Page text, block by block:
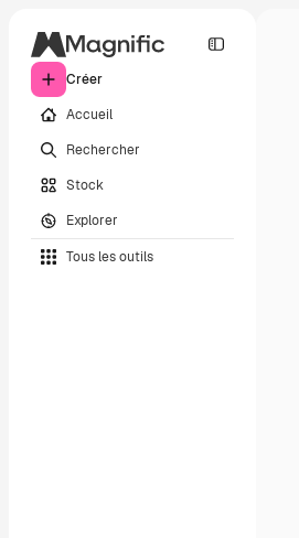
Créer
Accueil
Rechercher
Stock
Explorer
Tous les outils